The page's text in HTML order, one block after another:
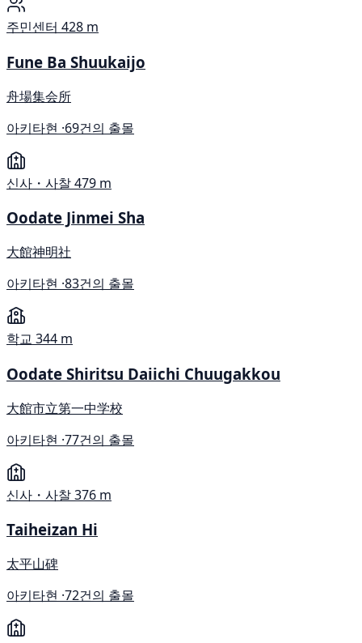
주민센터 428 m
Fune Ba Shuukaijo
舟場集会所
아키타현 ·69건의 출몰
신사・사찰479 m
Oodate Jinmei Sha
大館神明社
아키타현 ·83건의 출몰
학교 344 m
Oodate Shiritsu Daiichi Chuugakkou
大館市立第一中学校
아키타현 ·77건의 출몰
신사・사찰376 m
Taiheizan Hi
太平山碑
아키타현 ·72건의 출몰